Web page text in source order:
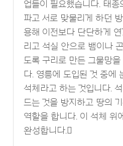
업들이 필요했습니다. 태
파고 서로 맞물리게 하던
용해 이전보다 단단하게
리고 석실 안으로 뱀이나
도록 구리로 만든 그물망
다. 영릉에 도입된 것 중에
석체라고 하는 것입니다.
드는 것을 방지하고 땅의
역할을 합니다. 이 석체 위
완성합니다.